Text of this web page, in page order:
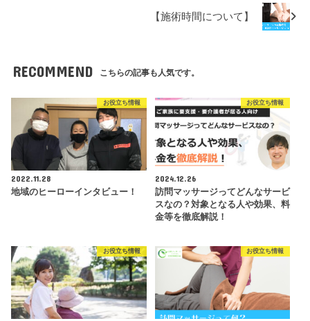
【施術時間について】
RECOMMEND こちらの記事も人気です。
お役立ち情報
2022.11.28
地域のヒーローインタビュー！
お役立ち情報
2024.12.26
訪問マッサージってどんなサービ
スなの？対象となる人や効果、料
金等を徹底解説！
お役立ち情報 お役立ち情報